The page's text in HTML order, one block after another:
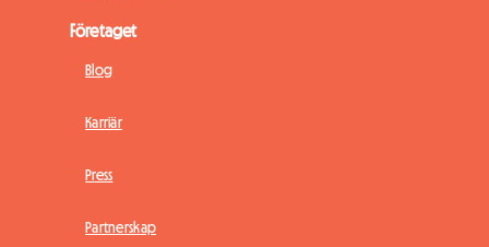
Företaget
Blog
Karriär
Press
Partnerskap